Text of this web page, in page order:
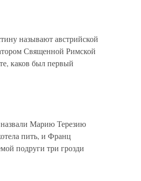
называют австрийской
Священной Римской
каков был первый
Марию Терезию
пить, и Франц
подруги три грозди